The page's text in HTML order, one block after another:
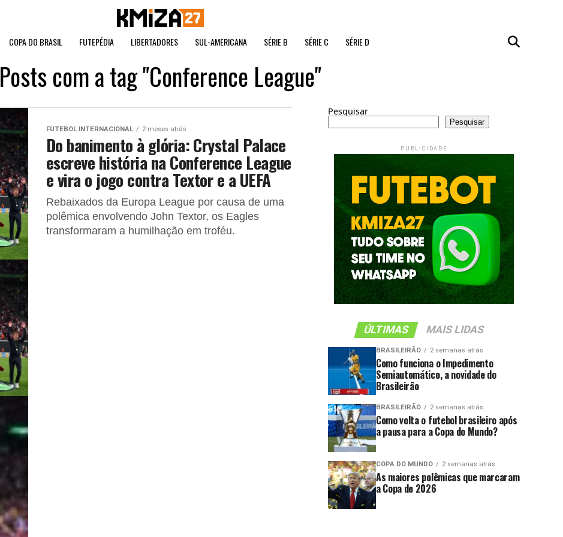
COPA DO BRASIL FUTEPÉDIA LIBERTADORES SUL-AMERICANA SÉRIE B SÉRIE C SÉRIE D
Posts com a tag "Conference League"
FUTEBOL INTERNACIONAL 2 meses atrás
Do banimento à glória: Crystal Palace
escreve história na Conference League
e vira o jogo contra Textor e a UEFA
Rebaixados da Europa League por causa de uma
polêmica envolvendo John Textor, os Eagles
transformaram a humilhação em troféu.
Pesquisar
Pesquisar
PUBLICIDADE
ÚLTIMAS MAIS LIDAS
BRASILEIRÃO 2 semanas atrás
Como funciona o Impedimento
Semiautomático, a novidade do
Brasileirão
BRASILEIRÃO 2 semanas atrás
Como volta o futebol brasileiro após
a pausa para a Copa do Mundo?
COPA DO MUNDO 2 semanas atrás
As maiores polêmicas que marcaram
a Copa de 2026